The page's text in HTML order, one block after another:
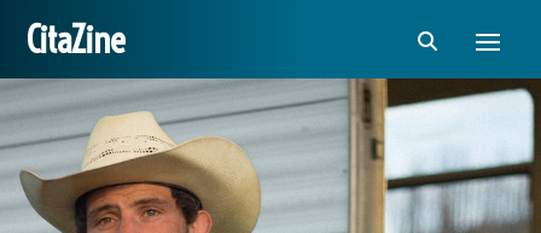
CitaZine